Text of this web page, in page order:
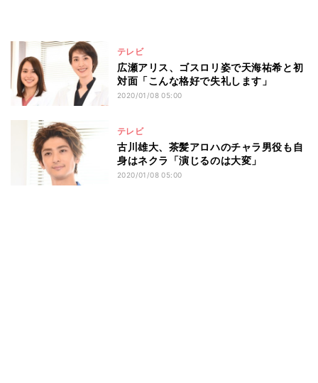
テレビ
広瀬アリス、ゴスロリ姿で天海祐希と初
対面「こんな格好で失礼します」
2020/01/08 05:00
テレビ
古川雄大、茶髪アロハのチャラ男役も自
身はネクラ「演じるのは大変」
2020/01/08 05:00